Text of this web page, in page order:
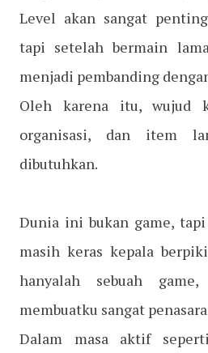
Level akan sangat
tapi setelah bermain
menjadi pembanding
Oleh karena itu, wujud
organisasi, dan item
dibutuhkan.
Dunia ini bukan game,
masih keras kepala
hanyalah sebuah
membuatku sangat
Dalam masa aktif